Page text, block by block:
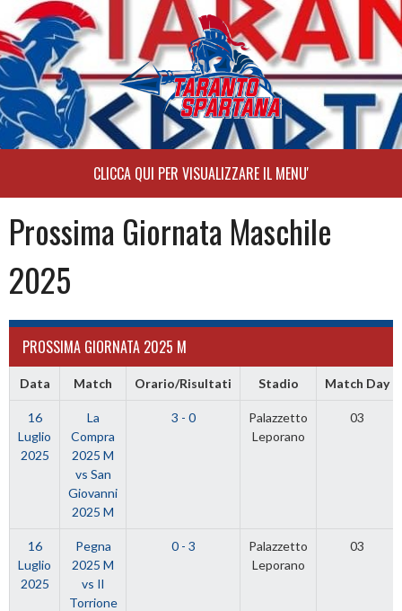
Skip
to
content
Prossima Giornata Maschile
2025
PROSSIMA GIORNATA 2025 M
Data Match Orario/Risultati Stadio Match Day
16
Luglio
2025
La
Compra
2025 M
vs San
Giovanni
2025 M
3 - 0
Palazzetto
Leporano
03
16
Luglio
2025
Pegna
2025 M
vs Il
Torrione
0 - 3
Palazzetto
Leporano
03